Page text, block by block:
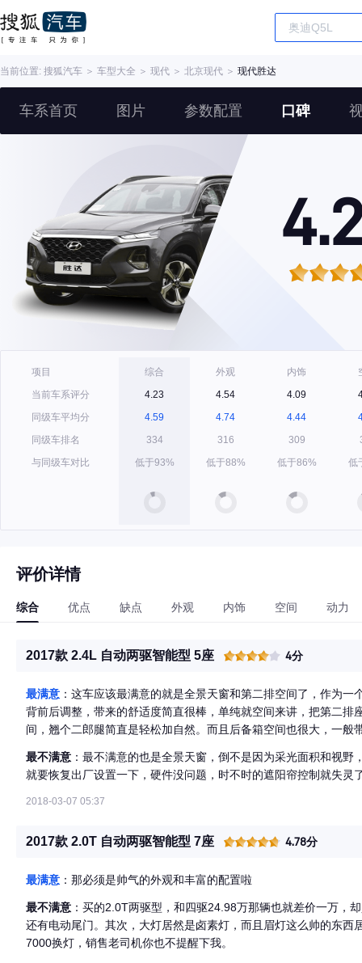
当前位置: 搜狐汽车 ＞ 车型大全 ＞ 现代 ＞ 北京现代 ＞ 现代胜达
车系首页 图片 参数配置 口碑
项目
当前车系评分
同级车平均分
同级车排名
与同级车对比
综合
4.23
4.59
334
低于93%
外观
4.54
4.74
316
低于88%
内饰
4.09
4.44
309
低于86%
低
评价详情
综合 优点 缺点 外观 内饰 空间 动力
2017款 2.4L 自动两驱智能型 5座 4分
最满意 ：这车应该最满意的就是全景天窗和第二排空间了，作为
背前后调整，带来的舒适度简直很棒，单纯就空间来讲，把第二排
间，翘个二郎腿简直是轻松加自然。而且后备箱空间也很大，一
有危险的，还是坐在安全座椅上更好一些。）
最不满意 ：最不满意的也是全景天窗，倒不是因为采光面积和视
就要恢复出厂设置一下，硬件没问题，时不时的遮阳帘控制就失灵
2018-03-07 05:37
2017款 2.0T 自动两驱智能型 7座 4.78分
最满意 ：那必须是帅气的外观和丰富的配置啦
最不满意 ：买的2.0T两驱型，和四驱24.98万那辆也就差价一万，
还有电动尾门。其次，大灯居然是卤素灯，而且眉灯这么帅的东西
7000换灯，销售老司机你也不提醒下我。